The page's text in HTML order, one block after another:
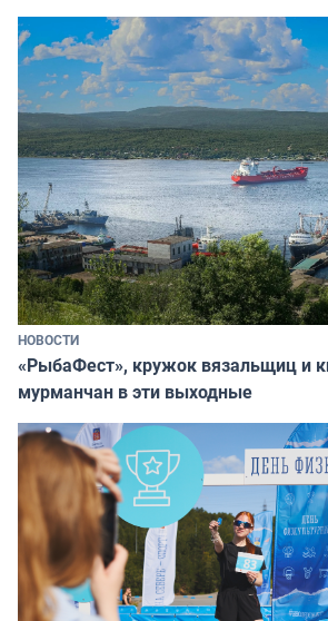
НОВОСТИ
«РыбаФест», кружок вязальщиц и
мурманчан в эти выходные